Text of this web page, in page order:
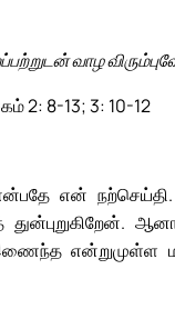
வாழ
2: 8-13; 3: 10-12
என்பதே என்
என்றுமுள்ள